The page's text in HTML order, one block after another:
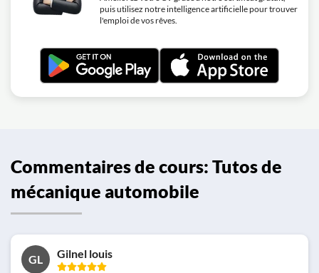
puis utilisez notre intelligence artificielle pour trouver
l'emploi de vos rêves.
Commentaires de cours: Tutos de
mécanique automobile
GL Gilnel louis